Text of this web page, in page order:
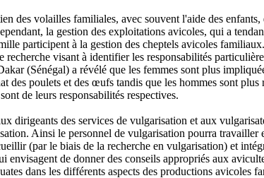
des volailles familiales, avec souvent l'aide des
la gestion des exploitations avicoles, qui a
participent à la gestion des cheptels avicoles
recherche visant à identifier les responsabilités
(Sénégal) a révélé que les femmes sont plus
des poulets et des œufs tandis que les hommes sont
de leurs responsabilités respectives.
dirigeants des services de vulgarisation et aux
Ainsi le personnel de vulgarisation pourra
(par le biais de la recherche en vulgarisation) et
de donner des conseils appropriés aux
dans les différents aspects des productions avicoles